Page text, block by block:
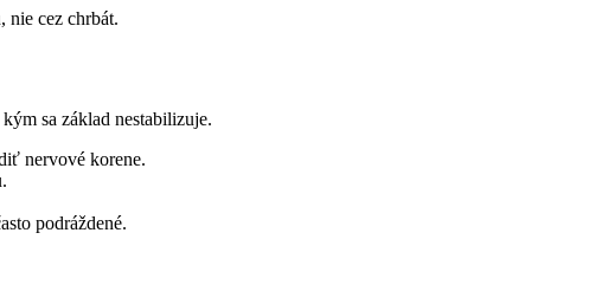
nie cez chrbát.
sa základ nestabilizuje.
nervové korene.
podráždené.